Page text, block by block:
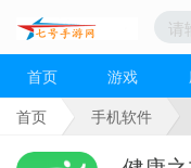
首页 游戏
首页
手机软件